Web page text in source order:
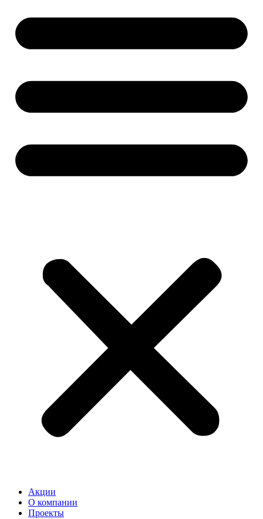
Акции
О компании
Проекты